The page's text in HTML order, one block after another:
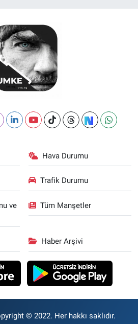
Hava Durumu
Trafik Durumu
ve
Tüm Manşetler
Haber Arşivi
© 2022. Her hakkı saklıdır.